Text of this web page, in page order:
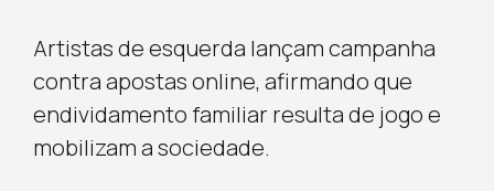
Artistas de esquerda lançam campanha
contra apostas online, afirmando que
endividamento familiar resulta de jogo e
mobilizam a sociedade.